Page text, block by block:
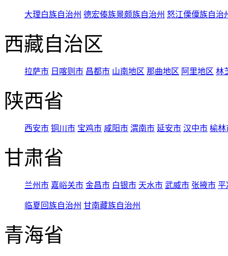
大理白族自治州 德宏傣族景颇族自治州 怒江傈僳族自治
西藏自治区
拉萨市 日喀则市 昌都市 山南地区 那曲地区 阿里地区 林
陕西省
西安市 铜川市 宝鸡市 咸阳市 渭南市 延安市 汉中市 榆林
甘肃省
兰州市 嘉峪关市 金昌市 白银市 天水市 武威市 张掖市 平
临夏回族自治州 甘南藏族自治州
青海省